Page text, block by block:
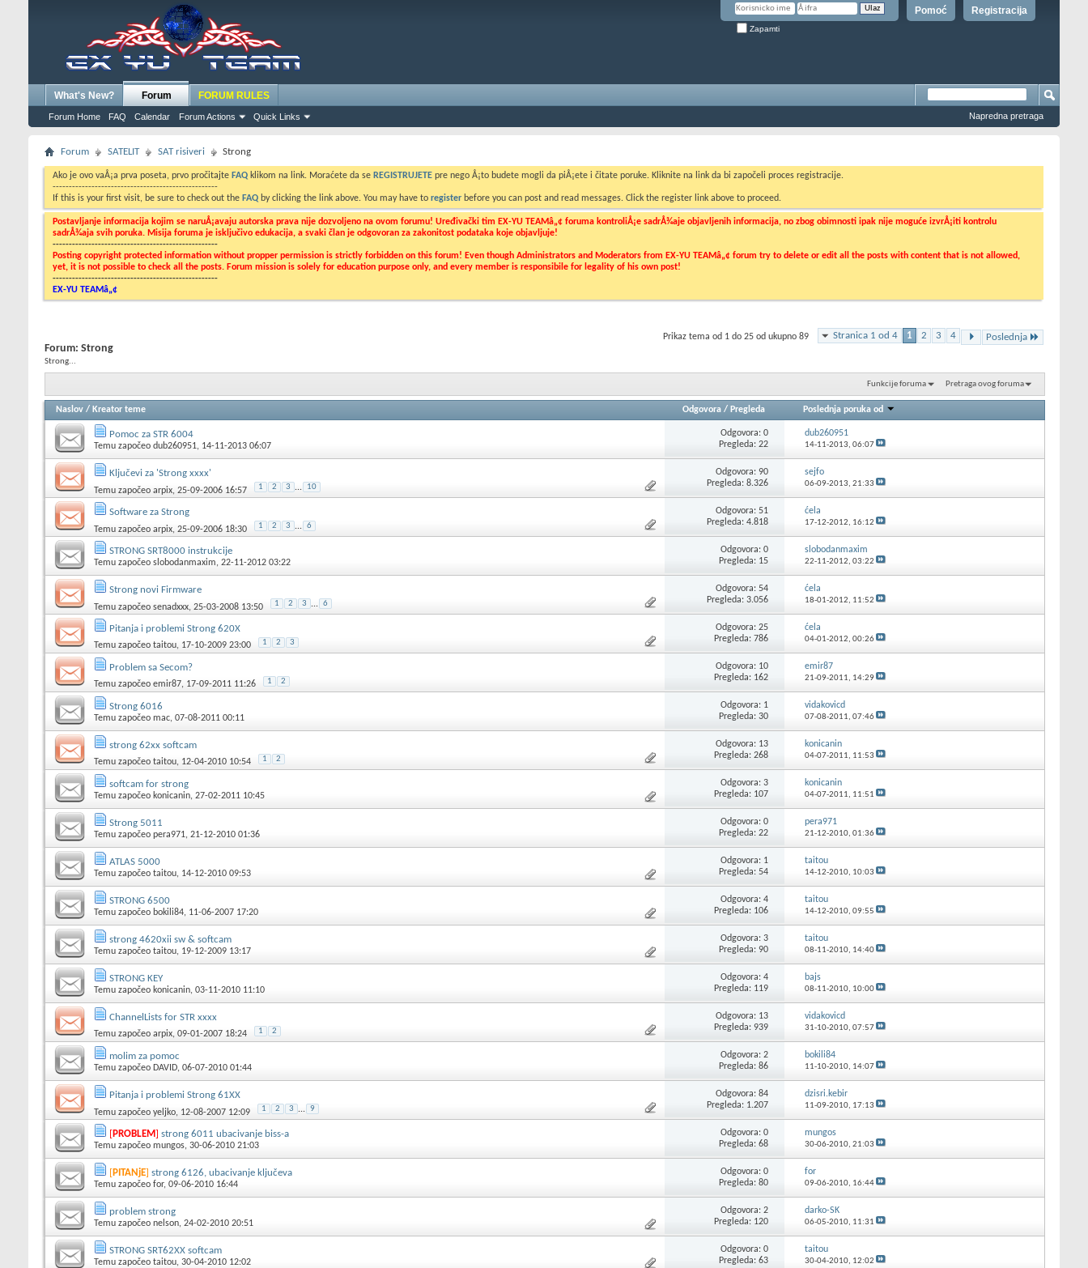
Registracija
Pomoć
Zapamti
What's New? Forum
Forum Home FAQ Calendar Forum Actions Quick Links
FORUM RULES
Napredna pretraga
Forum SATELIT SAT risiveri Strong
Ako je ovo vaÅ¡a prva poseta, prvo pročitajte FAQ klikom na link. Moraćete da se REGISTRUJETE pre nego Å¡to budete mogli da piÅ¡ete i čitate poruke. Kliknite na link da bi započeli proces registracije.
---------------------------------------------------
If this is your first visit, be sure to check out the FAQ by clicking the link above. You may have to register before you can post and read messages. Click the register link above to proceed.
Postavljanje informacija kojim se naruÅ¡avaju autorska prava nije dozvoljeno na ovom forumu! Uređivački tim EX-YU TEAMâ„¢ foruma kontroliÅ¡e sadrÅ¾aje objavljenih informacija, no zbog obimnosti ipak nije moguće izvrÅ¡iti kontrolu
sadrÅ¾aja svih poruka. Misija foruma je isključivo edukacija, a svaki član je odgovoran za zakonitost podataka koje objavljuje!
---------------------------------------------------
Posting copyright protected information without propper permission is strictly forbidden on this forum! Even though Administrators and Moderators from EX-YU TEAMâ„¢ forum try to delete or edit all the posts with content that is not allowed,
yet, it is not possible to check all the posts. Forum mission is solely for education purpose only, and every member is responsibile for legality of his own post!
---------------------------------------------------
EX-YU TEAMâ„¢
Stranica 1 od 4 1 2 3 4 Poslednja
Prikaz tema od 1 do 25 od ukupno 89
Forum: Strong
Strong...
Funkcije foruma Pretraga ovog foruma
Naslov / Kreator teme Odgovora / Pregleda Poslednja poruka od
Pomoc za STR 6004
Temu započeo dub260951, 14-11-2013 06:07
Odgovora: 0
Pregleda: 22
dub260951
14-11-2013, 06:07
Ključevi za 'Strong xxxx'
Temu započeo arpix, 25-09-2006 16:57 1 2 3 ... 10
Odgovora: 90
Pregleda: 8.326
sejfo
06-09-2013, 21:33
Software za Strong
Temu započeo arpix, 25-09-2006 18:30 1 2 3 ... 6
Odgovora: 51
Pregleda: 4.818
ćela
17-12-2012, 16:12
STRONG SRT8000 instrukcije
Temu započeo slobodanmaxim, 22-11-2012 03:22
Odgovora: 0
Pregleda: 15
slobodanmaxim
22-11-2012, 03:22
Strong novi Firmware
Temu započeo senadxxx, 25-03-2008 13:50 1 2 3 ... 6
Odgovora: 54
Pregleda: 3.056
ćela
18-01-2012, 11:52
Pitanja i problemi Strong 620X
Temu započeo taitou, 17-10-2009 23:00 1 2 3
Odgovora: 25
Pregleda: 786
ćela
04-01-2012, 00:26
Problem sa Secom?
Temu započeo emir87, 17-09-2011 11:26 1 2
Odgovora: 10
Pregleda: 162
emir87
21-09-2011, 14:29
Strong 6016
Temu započeo mac, 07-08-2011 00:11
Odgovora: 1
Pregleda: 30
vidakovicd
07-08-2011, 07:46
strong 62xx softcam
Temu započeo taitou, 12-04-2010 10:54 1 2
Odgovora: 13
Pregleda: 268
konicanin
04-07-2011, 11:53
softcam for strong
Temu započeo konicanin, 27-02-2011 10:45
Odgovora: 3
Pregleda: 107
konicanin
04-07-2011, 11:51
Strong 5011
Temu započeo pera971, 21-12-2010 01:36
Odgovora: 0
Pregleda: 22
pera971
21-12-2010, 01:36
ATLAS 5000
Temu započeo taitou, 14-12-2010 09:53
Odgovora: 1
Pregleda: 54
taitou
14-12-2010, 10:03
STRONG 6500
Temu započeo bokili84, 11-06-2007 17:20
Odgovora: 4
Pregleda: 106
taitou
14-12-2010, 09:55
strong 4620xii sw & softcam
Temu započeo taitou, 19-12-2009 13:17
Odgovora: 3
Pregleda: 90
taitou
08-11-2010, 14:40
STRONG KEY
Temu započeo konicanin, 03-11-2010 11:10
Odgovora: 4
Pregleda: 119
bajs
08-11-2010, 10:00
ChannelLists for STR xxxx
Temu započeo arpix, 09-01-2007 18:24 1 2
Odgovora: 13
Pregleda: 939
vidakovicd
31-10-2010, 07:57
molim za pomoc
Temu započeo DAVID, 06-07-2010 01:44
Odgovora: 2
Pregleda: 86
bokili84
11-10-2010, 14:07
Pitanja i problemi Strong 61XX
Temu započeo yeljko, 12-08-2007 12:09 1 2 3 ... 9
Odgovora: 84
Pregleda: 1.207
dzisri.kebir
11-09-2010, 17:13
[PROBLEM] strong 6011 ubacivanje biss-a
Temu započeo mungos, 30-06-2010 21:03
Odgovora: 0
Pregleda: 68
mungos
30-06-2010, 21:03
[PITANjE] strong 6126, ubacivanje ključeva
Temu započeo for, 09-06-2010 16:44
Odgovora: 0
Pregleda: 80
for
09-06-2010, 16:44
problem strong
Temu započeo nelson, 24-02-2010 20:51
Odgovora: 2
Pregleda: 120
darko-SK
06-05-2010, 11:31
STRONG SRT62XX softcam
Temu započeo taitou, 30-04-2010 12:02
Odgovora: 0
Pregleda: 63
taitou
30-04-2010, 12:02